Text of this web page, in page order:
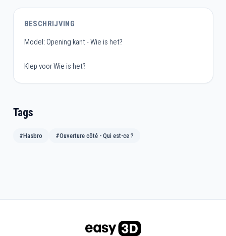
BESCHRIJVING
Model: Opening kant - Wie is het?
Klep voor Wie is het?
Tags
#Hasbro #Ouverture côté - Qui est-ce ?